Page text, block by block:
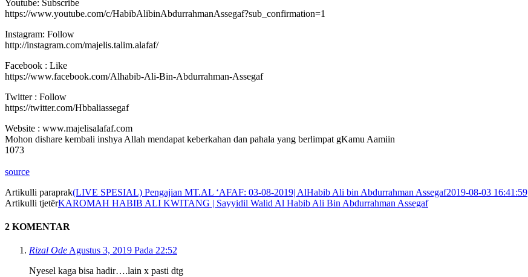
Youtube: Subscribe
https://www.youtube.com/c/HabibAlibinAbdurrahmanAssegaf?sub_confirmation=1
Instagram: Follow
http://instagram.com/majelis.talim.alafaf/
Facebook : Like
https://www.facebook.com/Alhabib-Ali-Bin-Abdurrahman-Assegaf
Twitter : Follow
https://twitter.com/Hbbaliassegaf
Website : www.majelisalafaf.com
Mohon dishare kembali inshya Allah mendapat keberkahan dan pahala yang berlimpat gKamu Aamiin
1073
source
Artikulli paraprak(LIVE SPESIAL) Pengajian MT.AL ‘AFAF: 03-08-2019| AlHabib Ali bin Abdurrahman Assegaf2019-08-03 16:41:59
Artikulli tjetërKAROMAH HABIB ALI KWITANG | Sayyidil Walid Al Habib Ali Bin Abdurrahman Assegaf
2 KOMENTAR
Rizal Ode Agustus 3, 2019 Pada 22:52
Nyesel kaga bisa hadir….lain x pasti dtg